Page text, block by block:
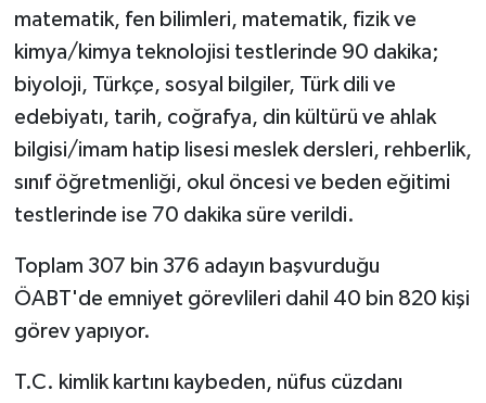
matematik, fen bilimleri, matematik, fizik ve
kimya/kimya teknolojisi testlerinde 90 dakika;
biyoloji, Türkçe, sosyal bilgiler, Türk dili ve
edebiyatı, tarih, coğrafya, din kültürü ve ahlak
bilgisi/imam hatip lisesi meslek dersleri, rehberlik,
sınıf öğretmenliği, okul öncesi ve beden eğitimi
testlerinde ise 70 dakika süre verildi.
Toplam 307 bin 376 adayın başvurduğu
ÖABT'de emniyet görevlileri dahil 40 bin 820 kişi
görev yapıyor.
T.C. kimlik kartını kaybeden, nüfus cüzdanı